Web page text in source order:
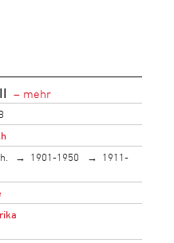
1901-1950
1911-